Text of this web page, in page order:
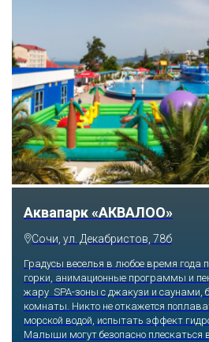
Тематический парк
Парк»
Сочи, Олимпийский проспект, 21
Оказавшись здесь, словно попадаешь
любимых героев русского фольклора,
сколько душе угодно кататься на
уровня. Гости участвуют в